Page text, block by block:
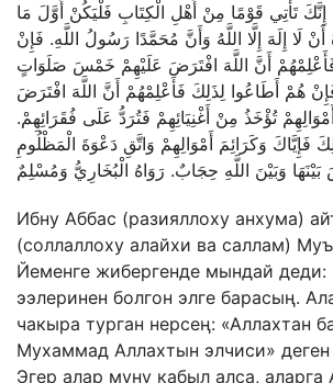
تَأْتِي قَوْمًا مِنْ أَهْلِ الْكِتَابِ فَلْيَكُنْ أَوَّلَ مَا
لَا إِلَهَ إِلَّا اللَّهُ وَأَنَّ مُحَمَّدًا رَسُولُ اللَّهِ. فَإِنْ
أَنَّ اللَّهَ افْتَرَضَ عَلَيْهِمْ خَمْسَ صَلَوَاتٍ
هُمْ أَطَاعُوا لِذَلِكَ فَأَعْلِمْهُمْ أَنَّ اللَّهَ افْتَرَضَ
تُؤْخَذُ مِنْ أَغْنِيَائِهِمْ فَتُرَدُّ عَلَى فُقَرَائِهِمْ.
فَإِيَّاكَ وَكَرَائِمَ أَمْوَالِهِمْ وَاتَّقِ دَعْوَةَ الْمَظْلُومِ
Ибну Аббас (разияллоху анхума)
(соллаллоху алайхи ва саллам)
Йеменге жибергенде мындай деди:
ээлеринен болгон элге барасың.
чакыра турган нерсең: «Аллахтан
Мухаммад Аллахтын элчиси» деген
Эгер алар муну кабыл алса, аларга